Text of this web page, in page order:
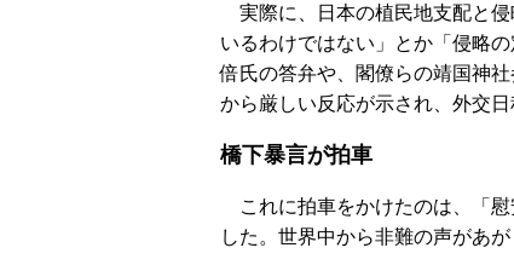
実際に、日本の植民地支配と侵
いるわけではない」とか「侵略
倍氏の答弁や、閣僚らの靖国神
から厳しい反応が示され、外交日
橋下暴言が拍車
これに拍車をかけたのは、「慰
した。世界中から非難の声があ